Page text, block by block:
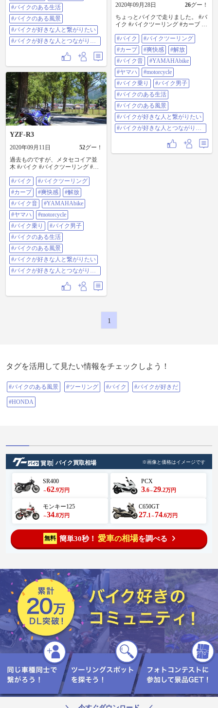
#バイクのある生活
#バイクのある風景
#バイクが好きな人と繋がりたい
#バイクが好きな人とつながりた
2020年09月28日 26グー！
ちょっとバイクで走りました。 #バ
イク #バイクツーリング #カーブ #
#YAMAHAbike #ヤマハ #motorcycle
#バイク乗り #バイク男子 #バイク
のある生活 #バイクのある風景 #バ
イクが好きな人と繋がりたい #バイ
クが好きな人とつながりたい
https://www.youtube.com/channel/UCX
yhdIMHW9iU4gINPx8dy
#バイク
#バイクツーリング
#カープ
#爽快感
#解放
#バイク音
#YAMAHAbike
#ヤマハ
#motorcycle
#バイク乗り
#バイク男子
#バイクのある生活
#バイクのある風景
#バイクが好きな人と繋がりたい
#バイクが好きな人とつながりた
YZF-R3
2020年09月11日 52グー！
過去ものですが、メタセコイア並
木 #バイク #バイクツーリング #カ
#YAMAHAbike #ヤマハ #motorcycle
#バイク乗り #バイク男子 #バイク
のある生活 #バイクのある風景 #バ
イクが好きな人と繋がりたい #バイ
クが好きな人とつながりたい
https://www.youtube.com/channel/UCX
yhdIMHW9iU4gINPx8dynQ
#バイク
#バイクツーリング
#カープ
#爽快感
#解放
#バイク音
#YAMAHAbike
#ヤマハ
#motorcycle
#バイク乗り
#バイク男子
#バイクのある生活
#バイクのある風景
#バイクが好きな人と繋がりたい
#バイクが好きな人とつながりた
1
タグを活用して見たい情報をチェックしよう！
#バイクのある風景 #ツーリング #バイク #バイクが好きだ
#HONDA
バイク買取相場 ※画像と価格はイメージです
SR400
～62.9万円
PCX
3.6～29.2万円
モンキー125
～34.8万円
C650GT
27.1 ～ 74.6万円
無料 簡単30秒！ 愛車の相場を調べる